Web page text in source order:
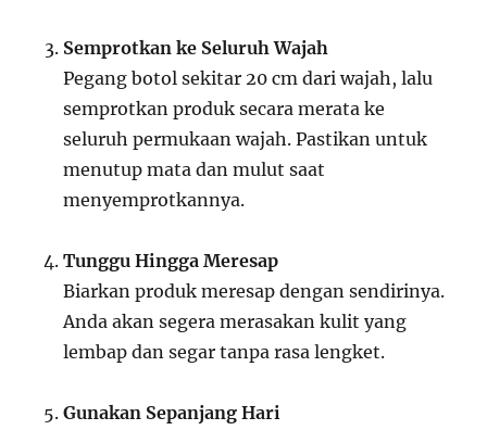
Semprotkan ke Seluruh Wajah
Pegang botol sekitar 20 cm dari wajah, lalu
semprotkan produk secara merata ke
seluruh permukaan wajah. Pastikan untuk
menutup mata dan mulut saat
menyemprotkannya.
Tunggu Hingga Meresap
Biarkan produk meresap dengan sendirinya.
Anda akan segera merasakan kulit yang
lembap dan segar tanpa rasa lengket.
Gunakan Sepanjang Hari